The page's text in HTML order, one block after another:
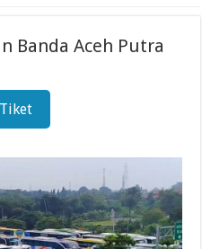
Banda Aceh Putra